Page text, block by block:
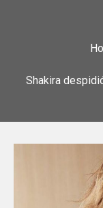
Shakira